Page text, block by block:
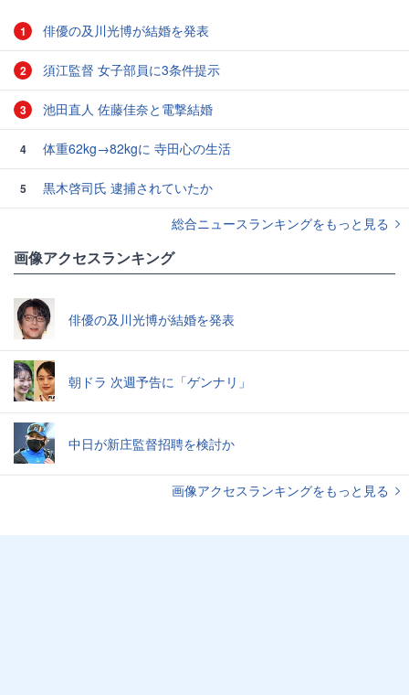
1 俳優の及川光博が結婚を発表
2 須江監督 女子部員に3条件提示
3 池田直人 佐藤佳奈と電撃結婚
4 体重62kg→82kgに 寺田心の生活
5
黒木啓司氏 逮捕されていたか
総合ニュースランキングをもっと見る
画像アクセスランキング
俳優の及川光博が結婚を発表
朝ドラ 次週予告に「ゲンナリ」
中日が新庄監督招聘を検討か
画像アクセスランキングをもっと見る